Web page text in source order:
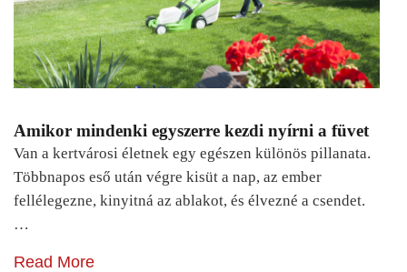
Amikor mindenki egyszerre kezdi nyírni a füvet
Van a kertvárosi életnek egy egészen különös pillanata.
Többnapos eső után végre kisüt a nap, az ember
fellélegezne, kinyitná az ablakot, és élvezné a csendet.
…
Read More